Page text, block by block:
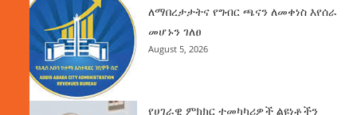
ለማበረታታትና የግብር ጫናን ለመቀነስ እየሰራ
መሆኑን ገለፀ
August 5, 2026
የሀገራዊ ምክክር ተመካካሪዎች ልዩነቶችን